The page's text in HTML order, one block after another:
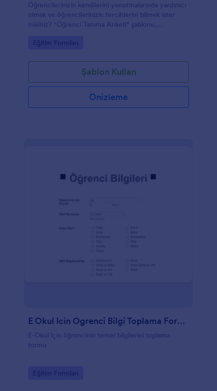
Öğrencilerinizin kendilerini yansıtmalarında yardımcı
olmak ve öğrencilerinizin tercihlerini bilmek ister
misiniz? "Öğrenci Tanıma Anketi" şablonu,
favori yemek, favori kitap gibi çeşitli ilgi alanlarıyla
Go to Category:
Eğitim Formları
Şablon Kullan
Önizleme
E Okul Icin Ogrenci Bilgi Toplama Formu
E-Okul için öğrencinin temel bilgilerini toplama
formu
Go to Category:
Eğitim Formları